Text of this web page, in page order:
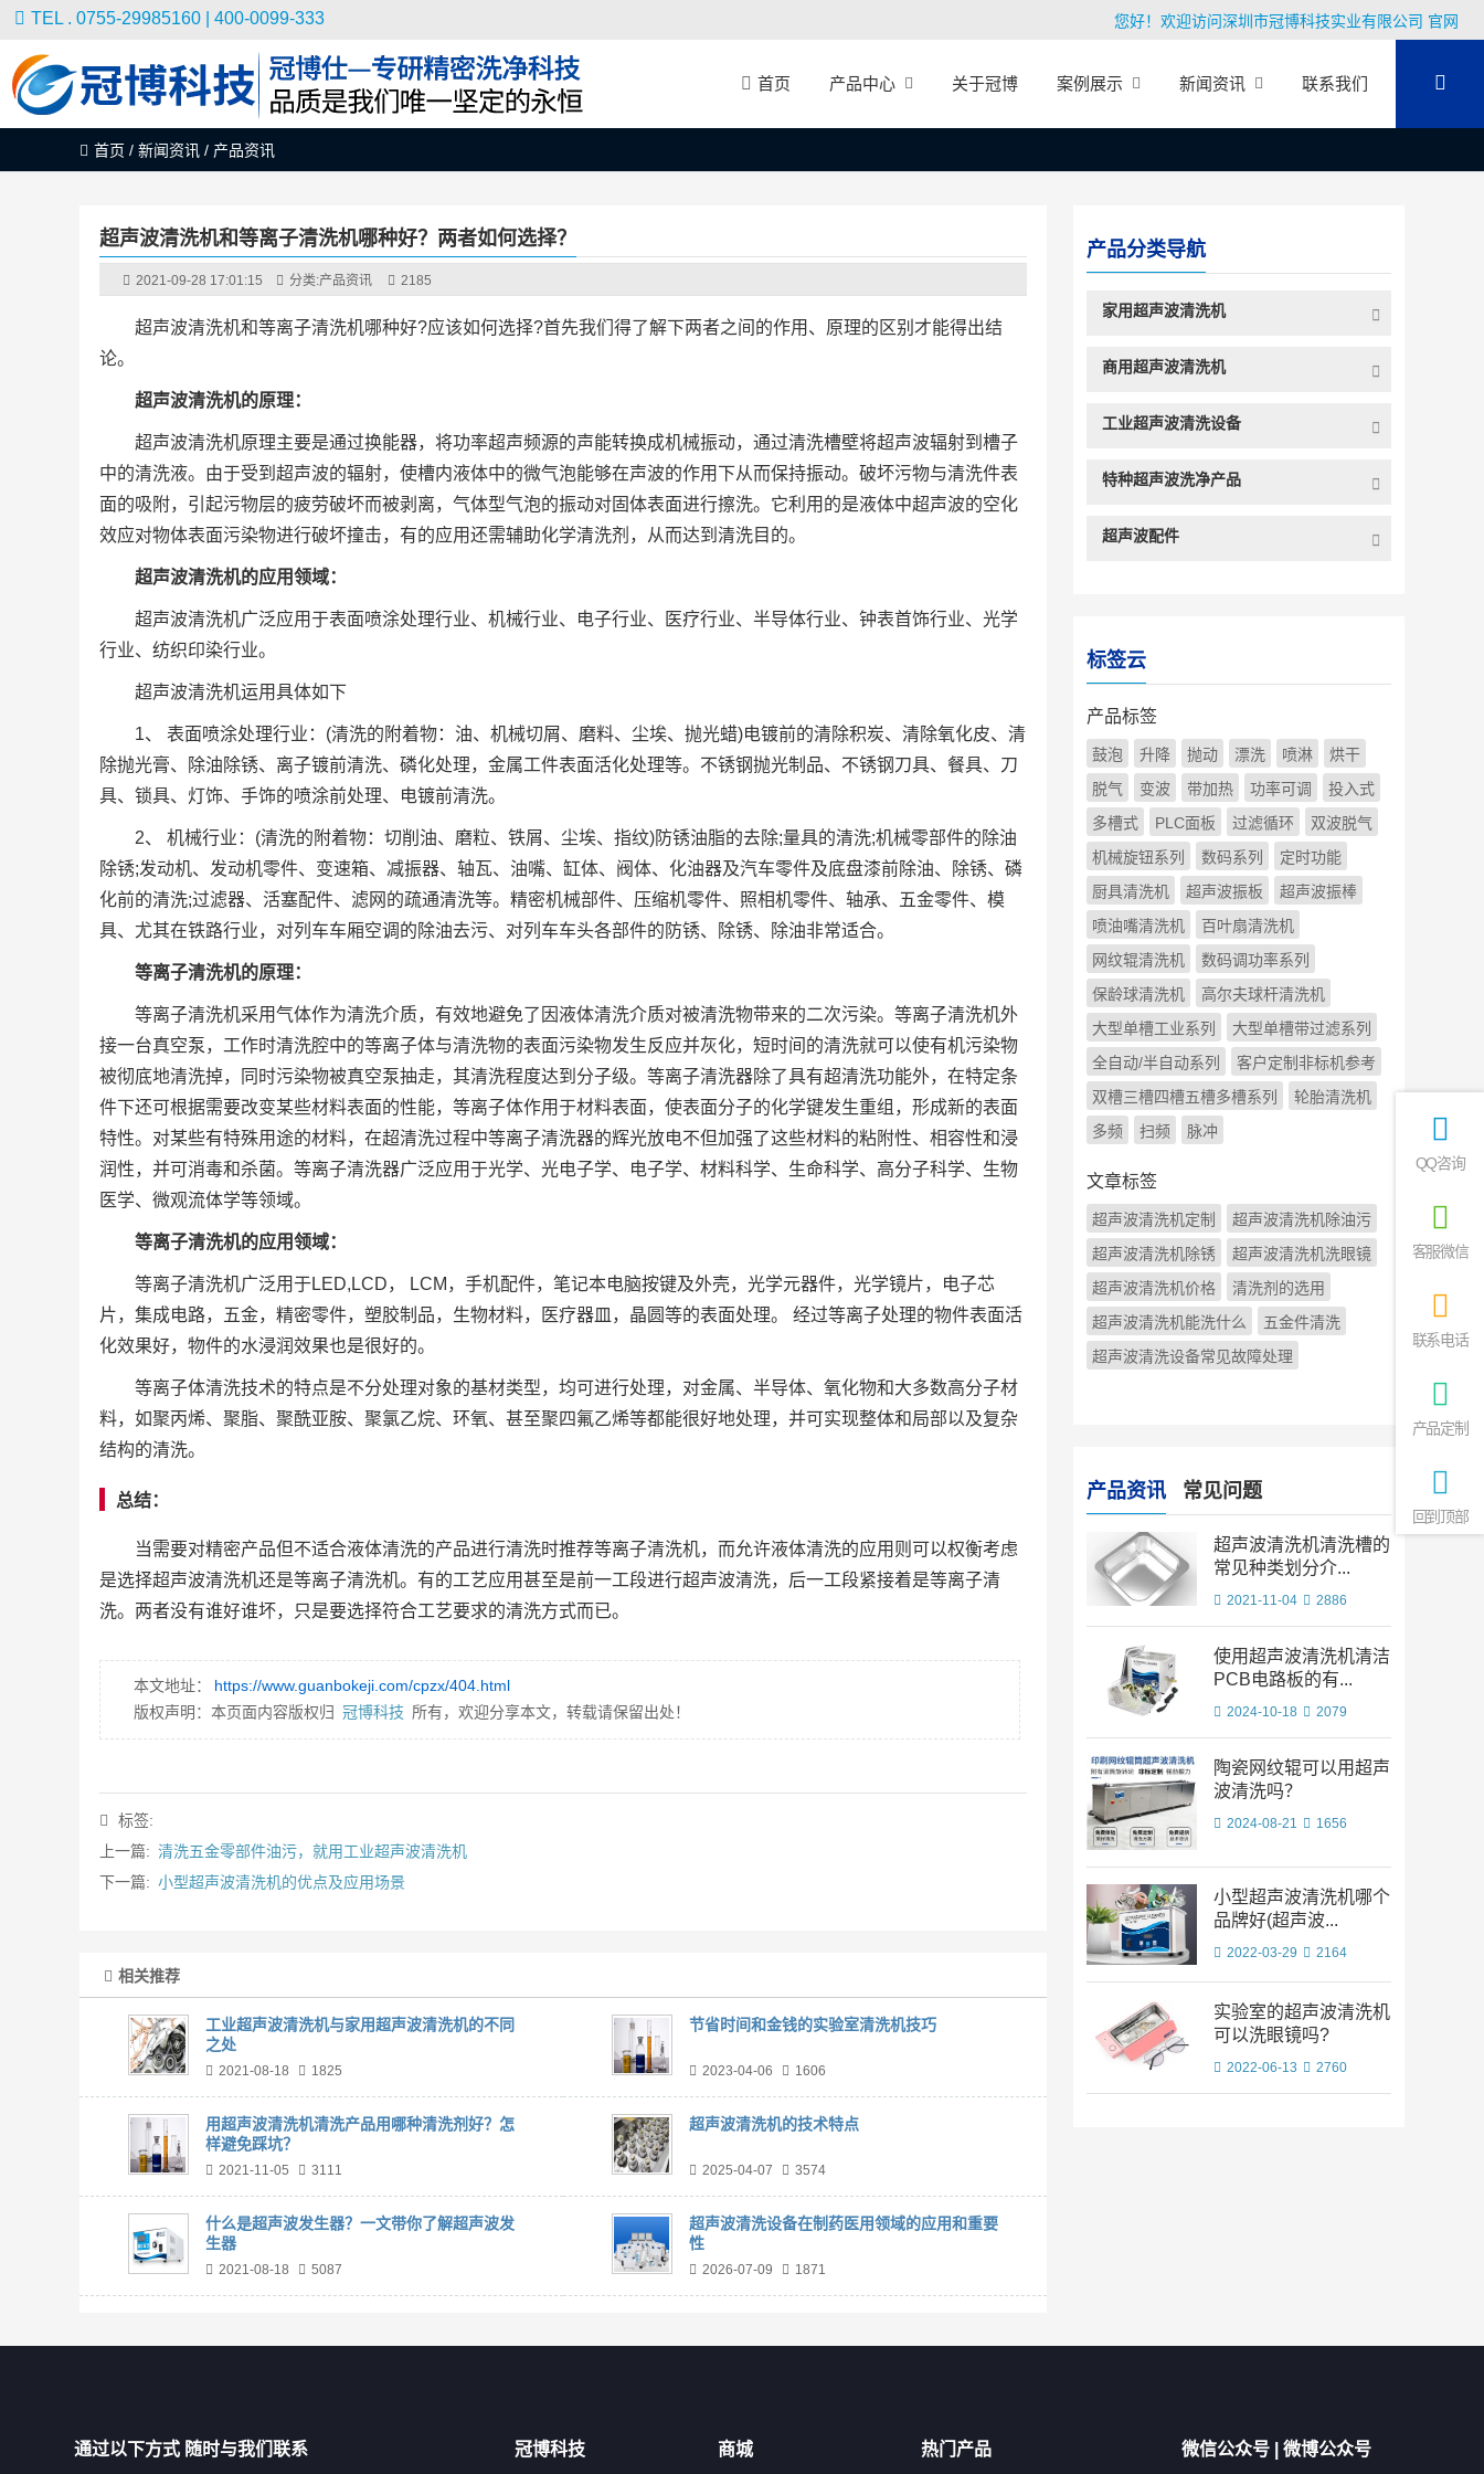
TEL . 0755-29985160 | 400-0099-333 您好！欢迎访问深圳市冠博科技实业有限公司 官网
首页 产品中心 关于冠博 案例展示 新闻资讯 联系我们
首页 / 新闻资讯 / 产品资讯
超声波清洗机和等离子清洗机哪种好？两者如何选择？
2021-09-28 17:01:15 分类:产品资讯 2185
超声波清洗机和等离子清洗机哪种好?应该如何选择?首先我们得了解下两者之间的作用、原理的区别才能得出结
论。
超声波清洗机的原理：
超声波清洗机原理主要是通过换能器，将功率超声频源的声能转换成机械振动，通过清洗槽壁将超声波辐射到槽子
中的清洗液。由于受到超声波的辐射，使槽内液体中的微气泡能够在声波的作用下从而保持振动。破坏污物与清洗件表
面的吸附，引起污物层的疲劳破坏而被剥离，气体型气泡的振动对固体表面进行擦洗。它利用的是液体中超声波的空化
效应对物体表面污染物进行破坏撞击，有的应用还需辅助化学清洗剂，从而达到清洗目的。
超声波清洗机的应用领域：
超声波清洗机广泛应用于表面喷涂处理行业、机械行业、电子行业、医疗行业、半导体行业、钟表首饰行业、光学
行业、纺织印染行业。
超声波清洗机运用具体如下
1、 表面喷涂处理行业：(清洗的附着物：油、机械切屑、磨料、尘埃、抛光蜡)电镀前的清除积炭、清除氧化皮、清
除抛光膏、除油除锈、离子镀前清洗、磷化处理，金属工件表面活化处理等。不锈钢抛光制品、不锈钢刀具、餐具、刀
具、锁具、灯饰、手饰的喷涂前处理、电镀前清洗。
2、 机械行业：(清洗的附着物：切削油、磨粒、铁屑、尘埃、指纹)防锈油脂的去除;量具的清洗;机械零部件的除油
除锈;发动机、发动机零件、变速箱、减振器、轴瓦、油嘴、缸体、阀体、化油器及汽车零件及底盘漆前除油、除锈、磷
化前的清洗;过滤器、活塞配件、滤网的疏通清洗等。精密机械部件、压缩机零件、照相机零件、轴承、五金零件、模
具、尤其在铁路行业，对列车车厢空调的除油去污、对列车车头各部件的防锈、除锈、除油非常适合。
等离子清洗机的原理：
等离子清洗机采用气体作为清洗介质，有效地避免了因液体清洗介质对被清洗物带来的二次污染。等离子清洗机外
接一台真空泵，工作时清洗腔中的等离子体与清洗物的表面污染物发生反应并灰化，短时间的清洗就可以使有机污染物
被彻底地清洗掉，同时污染物被真空泵抽走，其清洗程度达到分子级。等离子清洗器除了具有超清洗功能外，在特定条
件下还可根据需要改变某些材料表面的性能，等离子体作用于材料表面，使表面分子的化学键发生重组，形成新的表面
特性。对某些有特殊用途的材料，在超清洗过程中等离子清洗器的辉光放电不但加强了这些材料的粘附性、相容性和浸
润性，并可消毒和杀菌。等离子清洗器广泛应用于光学、光电子学、电子学、材料科学、生命科学、高分子科学、生物
医学、微观流体学等领域。
等离子清洗机的应用领域：
等离子清洗机广泛用于LED,LCD， LCM，手机配件，笔记本电脑按键及外壳，光学元器件，光学镜片，电子芯
片，集成电路，五金，精密零件，塑胶制品，生物材料，医疗器皿，晶圆等的表面处理。 经过等离子处理的物件表面活
化效果好，物件的水浸润效果也是很好的。
等离子体清洗技术的特点是不分处理对象的基材类型，均可进行处理，对金属、半导体、氧化物和大多数高分子材
料，如聚丙烯、聚脂、聚酰亚胺、聚氯乙烷、环氧、甚至聚四氟乙烯等都能很好地处理，并可实现整体和局部以及复杂
结构的清洗。
总结：
当需要对精密产品但不适合液体清洗的产品进行清洗时推荐等离子清洗机，而允许液体清洗的应用则可以权衡考虑
是选择超声波清洗机还是等离子清洗机。有的工艺应用甚至是前一工段进行超声波清洗，后一工段紧接着是等离子清
洗。两者没有谁好谁坏，只是要选择符合工艺要求的清洗方式而已。
本文地址：
https://www.guanbokeji.com/cpzx/404.html
版权声明：本页面内容版权归 冠博科技 所有，欢迎分享本文，转载请保留出处！
标签:
上一篇: 清洗五金零部件油污，就用工业超声波清洗机
下一篇: 小型超声波清洗机的优点及应用场景
相关推荐
工业超声波清洗机与家用超声波清洗机的不同
之处
2021-08-18 1825
节省时间和金钱的实验室清洗机技巧
2023-04-06 1606
用超声波清洗机清洗产品用哪种清洗剂好？怎
样避免踩坑？
2021-11-05 3111
超声波清洗机的技术特点
2025-04-07 3574
什么是超声波发生器？一文带你了解超声波发
生器
2021-08-18 5087
超声波清洗设备在制药医用领域的应用和重要
性
2026-07-09 1871
产品分类导航
家用超声波清洗机
商用超声波清洗机
工业超声波清洗设备
特种超声波洗净产品
超声波配件
标签云
产品标签
鼓泡 升降 抛动 漂洗 喷淋
烘干
脱气
变波 带加热 功率可调
投入式
多槽式
PLC面板 过滤循环
双波脱气
机械旋钮系列
数码系列
定时功能
厨具清洗机
超声波振板
超声波振棒
喷油嘴清洗机
百叶扇清洗机
网纹辊清洗机
数码调功率系列
保龄球清洗机
高尔夫球杆清洗机
大型单槽工业系列
大型单槽带过滤系列
全自动/半自动系列
客户定制非标机参考
双槽三槽四槽五槽多槽系列
轮胎清洗机
多频
扫频 脉冲
文章标签
超声波清洗机定制
超声波清洗机除油污
超声波清洗机除锈
超声波清洗机洗眼镜
超声波清洗机价格
清洗剂的选用
超声波清洗机能洗什么
五金件清洗
超声波清洗设备常见故障处理
产品资讯 常见问题
超声波清洗机清洗槽的
常见种类划分介...
2021-11-04 2886
使用超声波清洗机清洁
PCB电路板的有...
2024-10-18 2079
陶瓷网纹辊可以用超声
波清洗吗？
2024-08-21 1656
小型超声波清洗机哪个
品牌好(超声波...
2022-03-29 2164
实验室的超声波清洗机
可以洗眼镜吗?
2022-06-13 2760
通过以下方式 随时与我们联系 冠博科技 商城 热门产品 微信公众号 | 微博公众号
QQ咨询
客服微信
联系电话
产品定制
回到顶部